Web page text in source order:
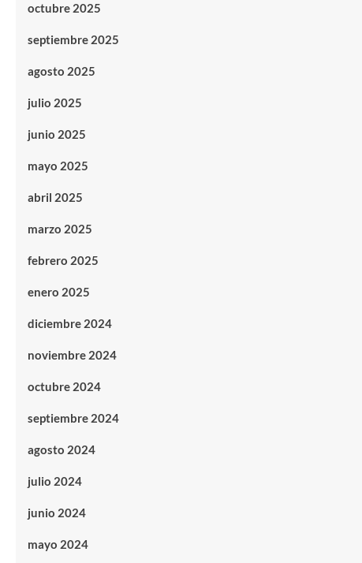
octubre 2025
septiembre 2025
agosto 2025
julio 2025
junio 2025
mayo 2025
abril 2025
marzo 2025
febrero 2025
enero 2025
diciembre 2024
noviembre 2024
octubre 2024
septiembre 2024
agosto 2024
julio 2024
junio 2024
mayo 2024